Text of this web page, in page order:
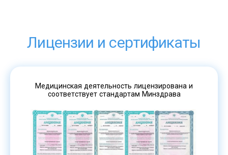
Лицензии и сертификаты
Медицинская деятельность лицензирована и
соответствует стандартам Минздрава